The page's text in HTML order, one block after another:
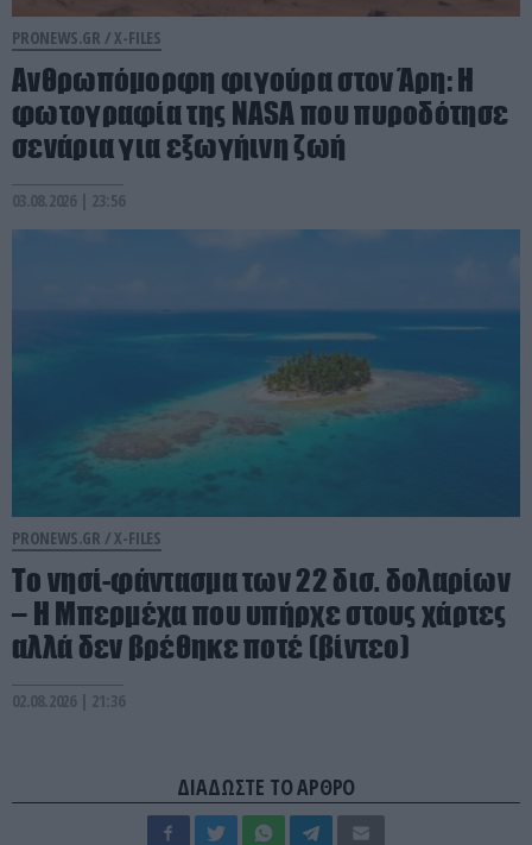
PRONEWS.GR / X-FILES
Ανθρωπόμορφη φιγούρα στον Άρη: Η
φωτογραφία της NASA που πυροδότησε
σενάρια για εξωγήινη ζωή
03.08.2026 | 23:56
PRONEWS.GR / X-FILES
Το νησί-φάντασμα των 22 δισ. δολαρίων
– Η Μπερμέχα που υπήρχε στους χάρτες
αλλά δεν βρέθηκε ποτέ (βίντεο)
02.08.2026 | 21:36
ΔΙΑΔΩΣΤΕ ΤΟ ΑΡΘΡΟ